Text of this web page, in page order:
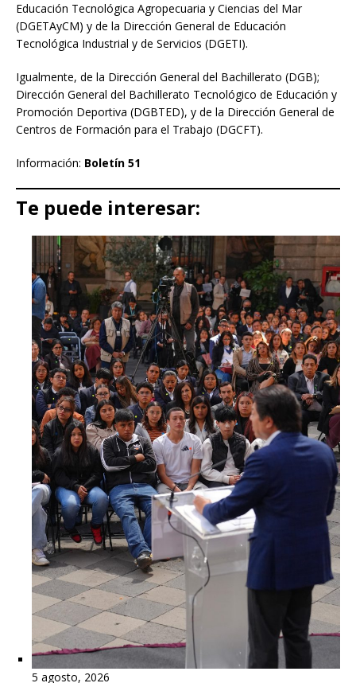
Educación Tecnológica Agropecuaria y Ciencias del Mar
(DGETAyCM) y de la Dirección General de Educación
Tecnológica Industrial y de Servicios (DGETI).
Igualmente, de la Dirección General del Bachillerato (DGB);
Dirección General del Bachillerato Tecnológico de Educación y
Promoción Deportiva (DGBTED), y de la Dirección General de
Centros de Formación para el Trabajo (DGCFT).
Información: Boletín 51
Te puede interesar:
5 agosto, 2026